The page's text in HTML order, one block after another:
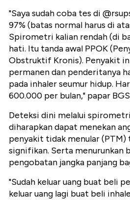
"Saya sudah coba tes di
97% (batas normal harus di
Spirometri kalian rendah (di
hati. Itu tanda awal PPOK
Obstruktif Kronis). Penyakit
permanen dan penderitanya
pada inhaler seumur hidup.
600.000 per bulan," papar
Deteksi dini melalui
diharapkan dapat menekan
penyakit tidak menular (PTM)
signifikan. Serta menurunkan
pengobatan jangka panjang
"Sudah keluar uang buat beli
keluar uang lagi buat beli